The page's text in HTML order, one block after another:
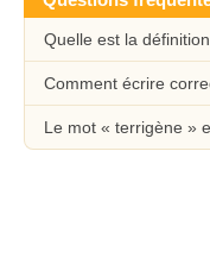
Quelle est la
Comment écrire
Le mot « terrigène »